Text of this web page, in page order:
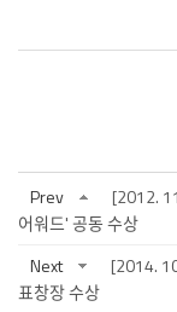
Prev
[2012.
어워드' 공동 수상
Next
[2014.
표창장 수상